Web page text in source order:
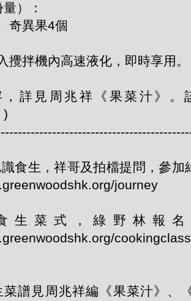
）：
奇異果4個
攪拌機內高速液化，即時享用。
詳見周兆祥《果菜汁》。
)
食生，祥哥及拍檔提問，參加
journey
生菜式，綠野林報
菜譜見周兆祥編《果菜汁》、